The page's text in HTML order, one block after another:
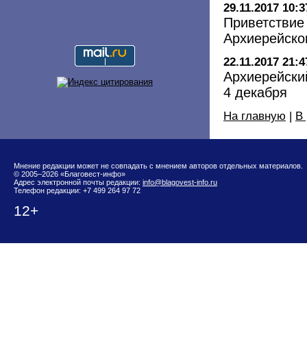
29.11.2017
22.11.2017
4 декабря
На главную В
Мнение редакции может не совпадать с мнением авторов отдельных материалов.
© 2005–2026 «Благовест-инфо»
Адрес электронной почты редакции: info@blagovest-info.ru
Телефон редакции: +7 499 264 97 72
12+